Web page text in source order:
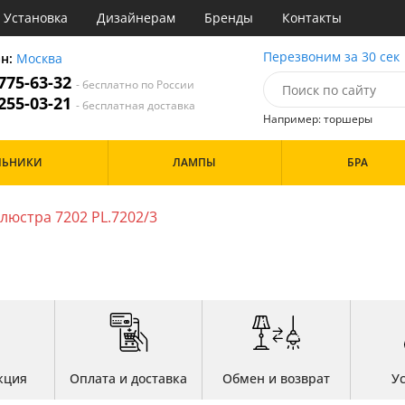
Установка Дизайнерам Бренды Контакты
Москва
63-32- бесплатно по России
03-21- бесплатная доставка
Перезвоним за 30 сек
Например: торшеры
Золото
Шары
ЛАМПЫ БРА
7202 PL.7202/3
Оплата и доставка Обмен и возврат